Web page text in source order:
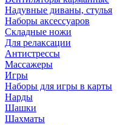
Надувные диваны, стулья
Наборы аксессуаров
Складные ножи
Для релаксации
Антистрессы
Массажеры
Игры
Наборы для игры в карты
Нарды
Шашки
Шахматы